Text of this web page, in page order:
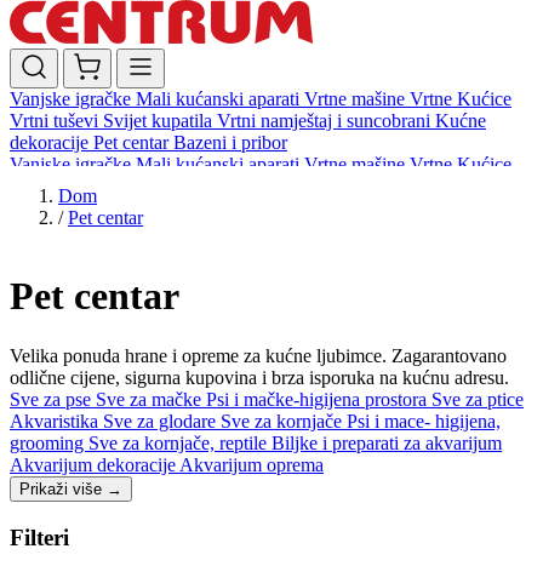
Vanjske igračke Mali kućanski aparati Vrtne mašine Vrtne Kućice
Vrtni tuševi Svijet kupatila Vrtni namještaj i suncobrani Kućne
dekoracije Pet centarBazeni i pribor
Vanjske igračke Mali kućanski aparati Vrtne mašine Vrtne Kućice
Vrtni tuševi
dekoracijePet centar
Dom
/ Pet centar
Pet centar
Velika ponuda hrane i opreme za kućne ljubimce. Zagarantovano
odlične cijene, sigurna kupovina i brza isporuka na kućnu adresu.
Sve za pse Sve za mačke Psi i mačke-higijena prostora Sve za ptice
Akvaristika Sve za glodare Sve za kornjače Psi i mace- higijena,
grooming Sve za kornjače, reptile Biljke i preparati za akvarijum
Akvarijum dekoracije Akvarijum oprema
Prikaži više →
Filteri